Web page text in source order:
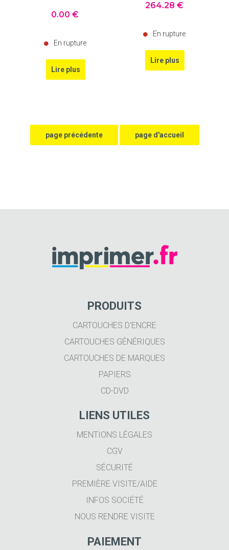
0.00 €
En rupture
264.28 €
En rupture
PRODUITS
CARTOUCHES D'ENCRE
CARTOUCHES GÉNÉRIQUES
CARTOUCHES DE MARQUES
PAPIERS
CD-DVD
LIENS UTILES
MENTIONS LÉGALES
CGV
SÉCURITÉ
PREMIÈRE VISITE/AIDE
INFOS SOCIÉTÉ
NOUS RENDRE VISITE
PAIEMENT